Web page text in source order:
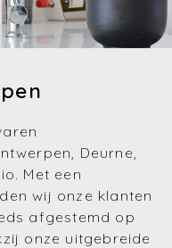
Deurne,
Met een
wij onze klanten
afgestemd op
onze uitgebreide